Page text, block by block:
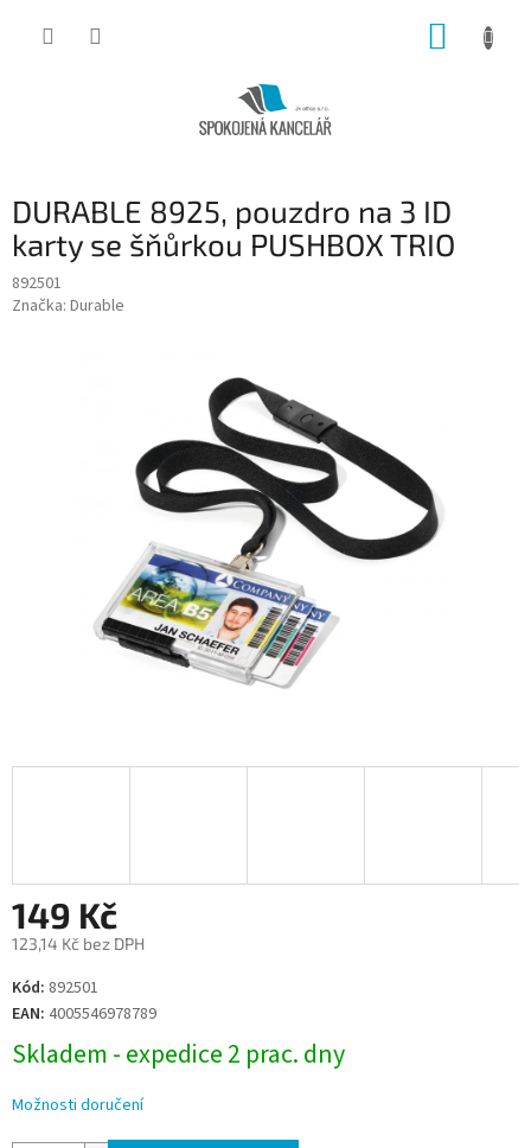
DURABLE 8925, pouzdro na 3 ID
karty se šňůrkou PUSHBOX TRIO
892501
Značka: Durable
149 Kč
123,14 Kč bez DPH
Měrná
cena:
Kód: 892501
EAN: 4005546978789
Skladem - expedice 2 prac. dny
Možnosti doručení